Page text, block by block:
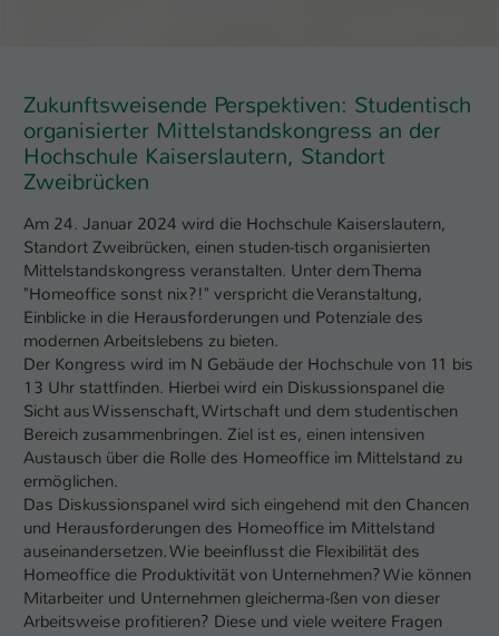
Zukunftsweisende Perspektiven: Studentisch
organisierter Mittelstandskongress an der
Hochschule Kaiserslautern, Standort
Zweibrücken
Am 24. Januar 2024 wird die Hochschule Kaiserslautern,
Standort Zweibrücken, einen studen-tisch organisierten
Mittelstandskongress veranstalten. Unter dem Thema
"Homeoffice sonst nix?!" verspricht die Veranstaltung,
Einblicke in die Herausforderungen und Potenziale des
modernen Arbeitslebens zu bieten.
Der Kongress wird im N Gebäude der Hochschule von 11 bis
13 Uhr stattfinden. Hierbei wird ein Diskussionspanel die
Sicht aus Wissenschaft, Wirtschaft und dem studentischen
Bereich zusammenbringen. Ziel ist es, einen intensiven
Austausch über die Rolle des Homeoffice im Mittelstand zu
ermöglichen.
Das Diskussionspanel wird sich eingehend mit den Chancen
und Herausforderungen des Homeoffice im Mittelstand
auseinandersetzen. Wie beeinflusst die Flexibilität des
Homeoffice die Produktivität von Unternehmen? Wie können
Mitarbeiter und Unternehmen gleicherma-ßen von dieser
Arbeitsweise profitieren? Diese und viele weitere Fragen